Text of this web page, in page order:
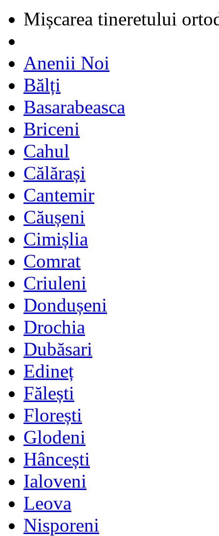
Mișcarea tineretului
Anenii Noi
Bălți
Basarabeasca
Briceni
Cahul
Călărași
Cantemir
Căușeni
Cimișlia
Comrat
Criuleni
Dondușeni
Drochia
Dubăsari
Edineț
Fălești
Florești
Glodeni
Hâncești
Ialoveni
Leova
Nisporeni